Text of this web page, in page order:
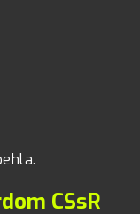
CSsR